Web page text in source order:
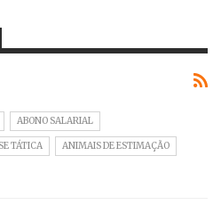
ABONO SALARIAL
TÁTICA ANIMAIS DE ESTIMAÇÃO